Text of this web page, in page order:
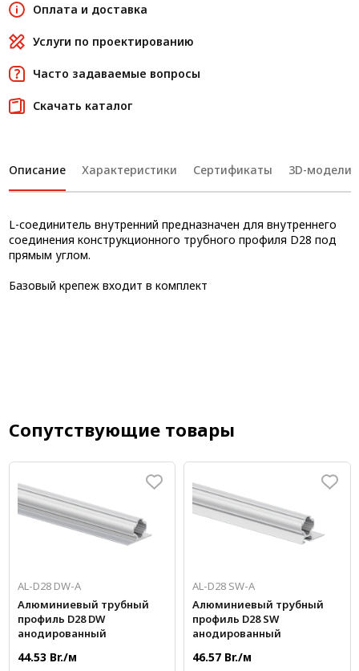
Оплата и доставка
Услуги по проектированию
Часто задаваемые вопросы
Скачать каталог
Описание Характеристики Сертификаты 3D-модели
L-соединитель внутренний предназначен для внутреннего
соединения конструкционного трубного профиля D28 под
прямым углом.
Базовый крепеж входит в комплект
Сопутствующие товары
AL-D28 DW-A
Алюминиевый трубный
профиль D28 DW
анодированный
44.53 Br./м
AL-D28 SW-A
Алюминиевый трубный
профиль D28 SW
анодированный
46.57 Br./м